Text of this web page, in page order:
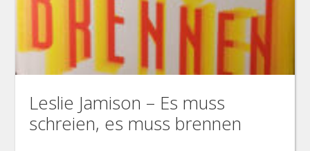
Leslie Jamison – Es muss
schreien, es muss brennen